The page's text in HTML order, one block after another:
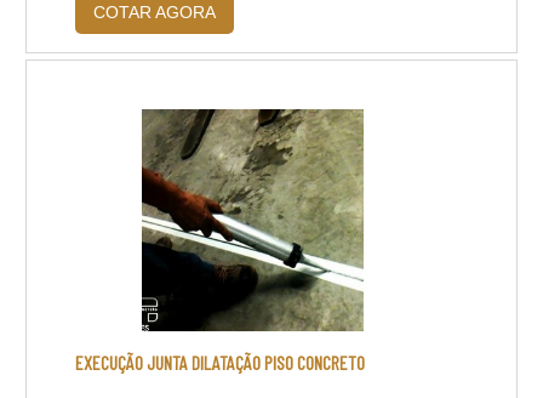
acústico, também permite acompanhar as novas
tendências de design, com as técnicas de
renova o ambiente, criando um efeito
personalizado, e único. Pos....
COTAR AGORA
EXECUÇÃO JUNTA DILATAÇÃO PISO CONCRETO